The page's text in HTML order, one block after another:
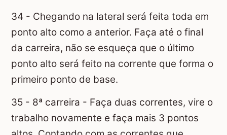
34 - Chegando na lateral será feita toda em
ponto alto como a anterior. Faça até o final
da carreira, não se esqueça que o último
ponto alto será feito na corrente que forma o
primeiro ponto de base.
35 - 8ª carreira - Faça duas correntes, vire o
trabalho novamente e faça mais 3 pontos